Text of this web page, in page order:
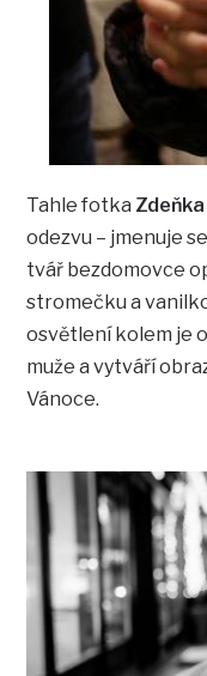
Tahle fotka
odezvu – jmenuje se
tvář bezdomovce
stromečku a
osvětlení kolem je
muže a vytváří
Vánoce.